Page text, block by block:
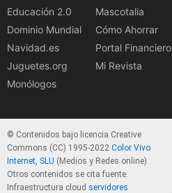
Educación 2.0
Dominio Mundial
Navidad.es
Juguetes.org
Monólogos
Mascotalia
Cómo Ahorrar
Portal Financiero
Mi Revista
© Contenidos bajo licencia Creative
Commons (CC) 1995-2022 Color Vivo
Internet, SLU (Medios y Redes online).
Otros contenidos se cita fuente.
Infraestructura cloud servidores